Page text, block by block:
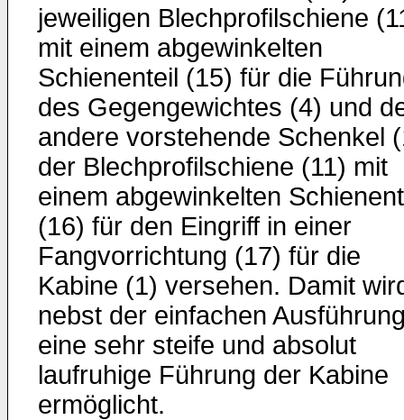
jeweiligen Blechprofilschiene
mit einem abgewinkelten
Schienenteil (15) für die
des Gegengewichtes (4) und
andere vorstehende Schenkel
der Blechprofilschiene (11) mit
einem abgewinkelten
(16) für den Eingriff in einer
Fangvorrichtung (17) für die
Kabine (1) versehen. Damit
nebst der einfachen
eine sehr steife und absolut
laufruhige Führung der Kabine
ermöglicht.